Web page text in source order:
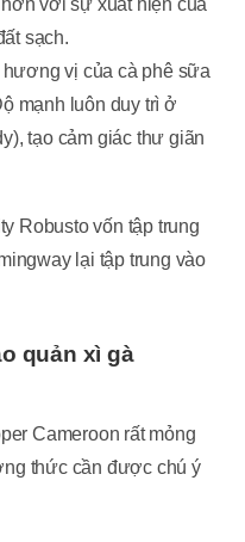
sạch.
vị của cà phê sữa
mạnh luôn duy trì ở
tạo cảm giác thư giãn
Robusto vốn tập trung
lại tập trung vào
quản xì gà
Cameroon rất mỏng
thức cần được chú ý